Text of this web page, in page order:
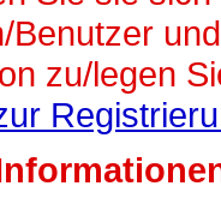
Benutzer
zu/legen